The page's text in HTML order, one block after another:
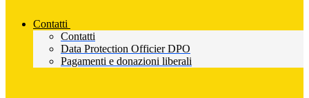
Contatti
Contatti
Data Protection Officier DPO
Pagamenti e donazioni liberali